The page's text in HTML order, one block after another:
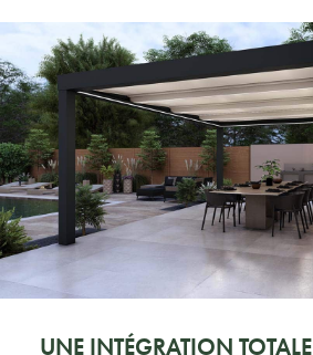
UNE INTÉGRATION TOTALE